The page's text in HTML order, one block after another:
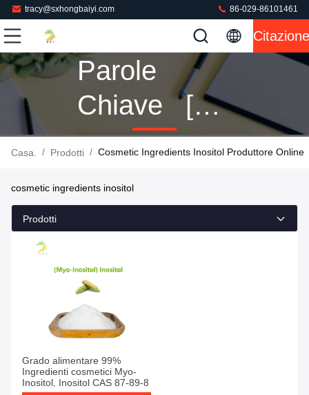
tracy@sxhongbaiyi.com 86-029-86101461
Citazione
Parole
Chiave [
Cosmetic
Inositol ]
Prodotti
Casa. / Prodotti / Cosmetic Ingredients Inositol Produttore Online
cosmetic ingredients inositol
Prodotti
Grado alimentare 99%
Ingredienti cosmetici Myo-
Inositol, Inositol CAS 87-89-8